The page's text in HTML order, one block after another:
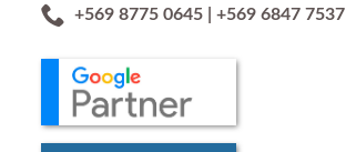
+569 8775 0645 |+569 6847 7537